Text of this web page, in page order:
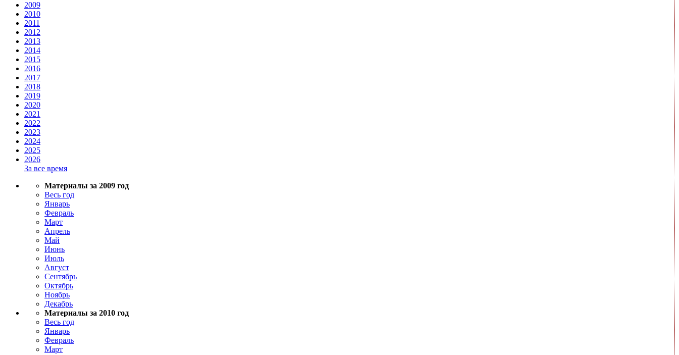
2009
2010
2011
2012
2013
2014
2015
2016
2017
2018
2019
2020
2021
2022
2023
2024
2025
2026
За все время
Материалы за 2009 год
Весь год
Январь
Февраль
Март
Апрель
Май
Июнь
Июль
Август
Сентябрь
Октябрь
Ноябрь
Декабрь
Материалы за 2010 год
Весь год
Январь
Февраль
Март